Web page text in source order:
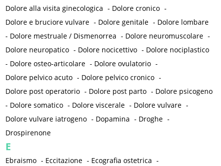
Dolore alla visita ginecologica - Dolore cronico -
Dolore e bruciore vulvare - Dolore genitale - Dolore lombare
- Dolore mestruale / Dismenorrea - Dolore neuromuscolare -
Dolore neuropatico - Dolore nocicettivo - Dolore nociplastico
- Dolore osteo-articolare - Dolore ovulatorio -
Dolore pelvico acuto - Dolore pelvico cronico -
Dolore post operatorio - Dolore post parto - Dolore psicogeno
- Dolore somatico - Dolore viscerale - Dolore vulvare -
Dolore vulvare iatrogeno - Dopamina - Droghe -
Drospirenone
E
Ebraismo - Eccitazione - Ecografia ostetrica -